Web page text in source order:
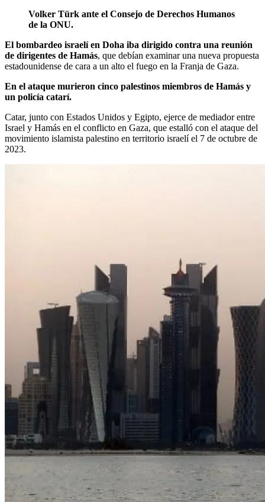
Volker Türk ante el Consejo de Derechos Humanos
de la ONU.
El bombardeo israelí en Doha iba dirigido contra una reunión
de dirigentes de Hamás, que debían examinar una nueva propuesta
estadounidense de cara a un alto el fuego en la Franja de Gaza.
En el ataque murieron cinco palestinos miembros de Hamás y
un policía catarí.
Catar, junto con Estados Unidos y Egipto, ejerce de mediador entre
Israel y Hamás en el conflicto en Gaza, que estalló con el ataque del
movimiento islamista palestino en territorio israelí el 7 de octubre de
2023.